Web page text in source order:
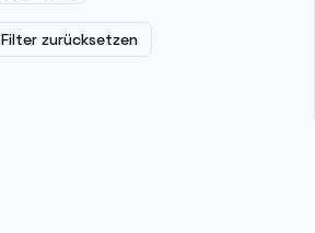
Filter zurücksetzen